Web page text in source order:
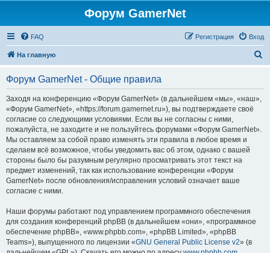
Форум GamerNet
FAQ Вход
Регистрация
На главную
Форум GamerNet - Общие правила
Заходя на конференцию «Форум GamerNet» (в дальнейшем «мы», «наш»,
«Форум GamerNet», «https://forum.gamernet.ru»), вы подтверждаете своё
согласие со следующими условиями. Если вы не согласны с ними,
пожалуйста, не заходите и не пользуйтесь форумами «Форум GamerNet».
Мы оставляем за собой право изменять эти правила в любое время и
сделаем всё возможное, чтобы уведомить вас об этом, однако с вашей
стороны было бы разумным регулярно просматривать этот текст на
предмет изменений, так как использование конференции «Форум
GamerNet» после обновления/исправления условий означает ваше
согласие с ними.
Наши форумы работают под управлением программного обеспечения
для создания конференций phpBB (в дальнейшем «они», «программное
обеспечение phpBB», «www.phpbb.com», «phpBB Limited», «phpBB
Teams»), выпущенного по лицензии «GNU General Public License v2» (в